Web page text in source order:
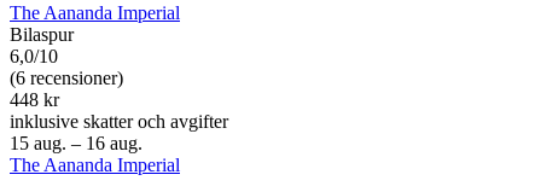
The Aananda Imperial
Bilaspur
6,0/10
(6 recensioner)
448 kr
inklusive skatter och avgifter
15 aug. – 16 aug.
The Aananda Imperial